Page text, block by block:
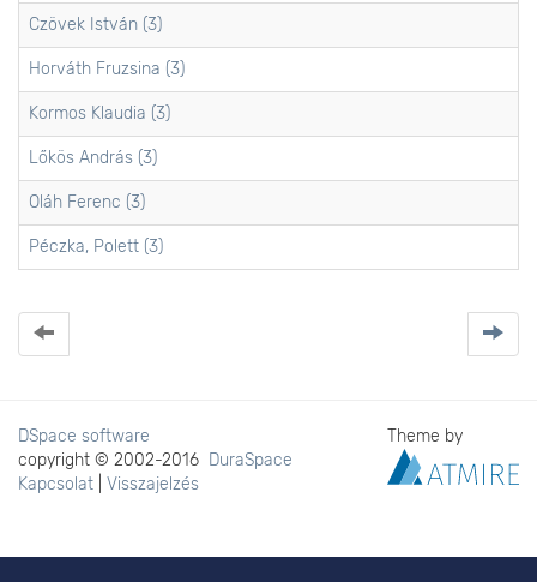
Czövek István (3)
Horváth Fruzsina (3)
Kormos Klaudia (3)
Lőkös András (3)
Oláh Ferenc (3)
Péczka, Polett (3)
DSpace software
copyright © 2002-2016 DuraSpace
Kapcsolat
Visszajelzés
Theme by